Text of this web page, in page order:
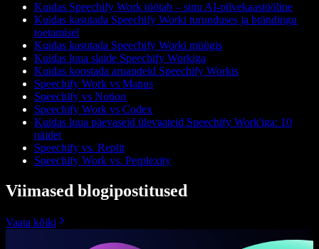
Kuidas Speechify Work töötab – sinu AI-pilvekaastööline
Kuidas kasutada Speechify Worki turunduses ja brändingu
toetamisel
Kuidas kasutada Speechify Worki müügis
Kuidas luua slaide Speechify Workiga
Kuidas koostada aruandeid Speechify Workis
Speechify Work vs Manus
Speechify vs Notion
Speechify Work vs Codex
Kuidas luua päevaseid ülevaateid Speechify Work'iga: 10
näidet
Speechify vs. Replit
Speechify Work vs. Perplexity
Viimased blogipostitused
Vaata kõiki